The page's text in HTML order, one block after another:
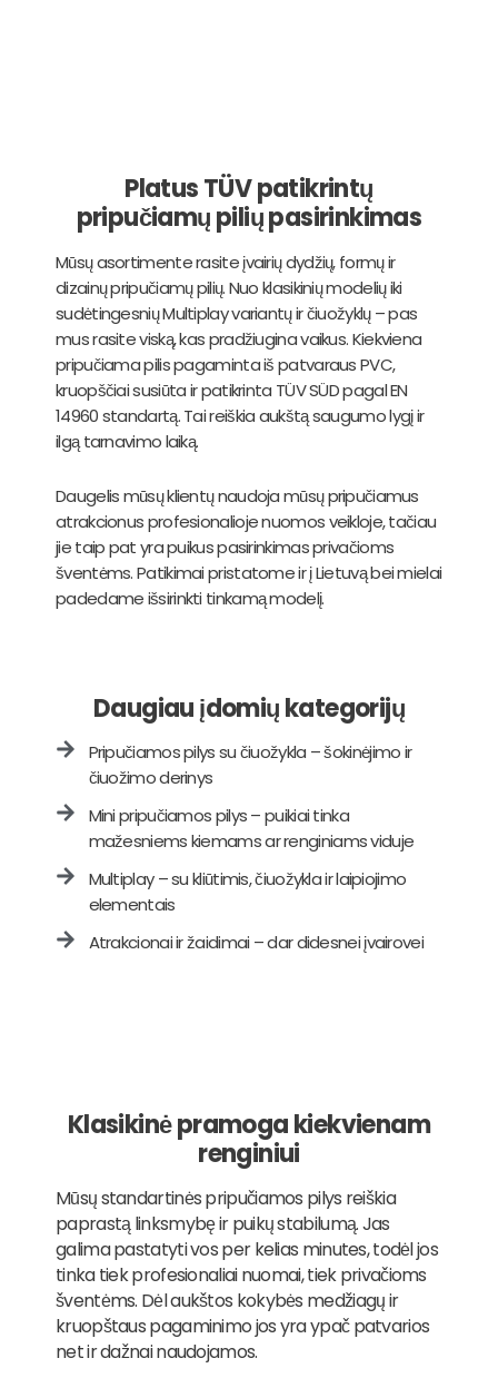
Platus TÜV patikrintų
pripučiamų pilių pasirinkimas
Mūsų asortimente rasite įvairių dydžių, formų ir
dizainų pripučiamų pilių. Nuo klasikinių modelių iki
sudėtingesnių Multiplay variantų ir čiuožyklų – pas
mus rasite viską, kas pradžiugina vaikus. Kiekviena
pripučiama pilis pagaminta iš patvaraus PVC,
kruopščiai susiūta ir patikrinta TÜV SÜD pagal EN
14960 standartą. Tai reiškia aukštą saugumo lygį ir
ilgą tarnavimo laiką.
Daugelis mūsų klientų naudoja mūsų pripučiamus
atrakcionus profesionalioje nuomos veikloje, tačiau
jie taip pat yra puikus pasirinkimas privačioms
šventėms. Patikimai pristatome ir į Lietuvą bei mielai
padedame išsirinkti tinkamą modelį.
Daugiau įdomių kategorijų
Pripučiamos pilys su čiuožykla – šokinėjimo ir
čiuožimo derinys
Mini pripučiamos pilys – puikiai tinka
mažesniems kiemams ar renginiams viduje
Multiplay – su kliūtimis, čiuožykla ir laipiojimo
elementais
Atrakcionai ir žaidimai – dar didesnei įvairovei
Klasikinė pramoga kiekvienam
renginiui
Mūsų standartinės pripučiamos pilys reiškia
paprastą linksmybę ir puikų stabilumą. Jas
galima pastatyti vos per kelias minutes, todėl jos
tinka tiek profesionaliai nuomai, tiek privačioms
šventėms. Dėl aukštos kokybės medžiagų ir
kruopštaus pagaminimo jos yra ypač patvarios
net ir dažnai naudojamos.